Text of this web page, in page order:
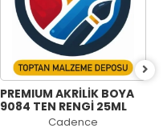
PREMIUM AKRİLİK BOYA
9084 TEN RENGİ 25ML
Cadence